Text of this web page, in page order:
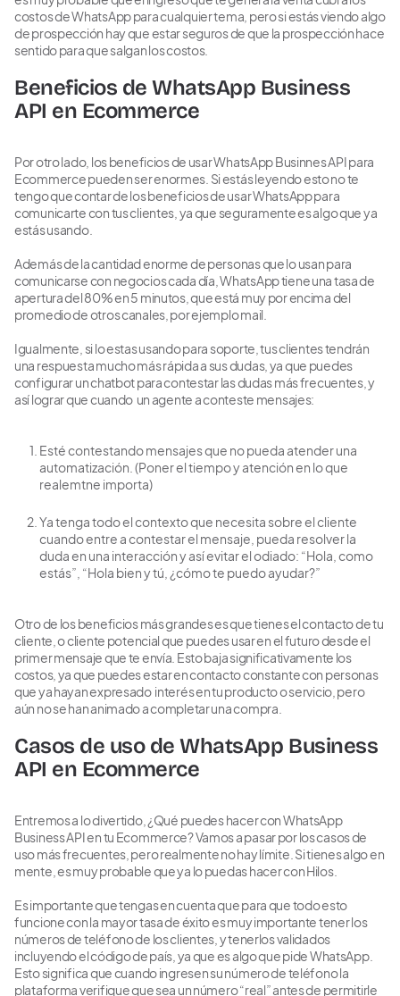
costos de WhatsApp para cualquier tema, pero si estás viendo algo
de prospección hay que estar seguros de que la prospección hace
sentido para que salgan los costos.
Beneficios de WhatsApp Business
API en Ecommerce
Por otro lado, los beneficios de usar WhatsApp Businnes API para
Ecommerce pueden ser enormes. Si estás leyendo esto no te
tengo que contar de los beneficios de usar WhatsApp para
comunicarte con tus clientes, ya que seguramente es algo que ya
estás usando.
Además de la cantidad enorme de personas que lo usan para
comunicarse con negocios cada día, WhatsApp tiene una tasa de
apertura del 80% en 5 minutos, que está muy por encima del
promedio de otros canales, por ejemplo mail.
Igualmente, si lo estas usando para soporte, tus clientes tendrán
una respuesta mucho más rápida a sus dudas, ya que puedes
configurar un chatbot para contestar las dudas más frecuentes, y
así lograr que cuando un agente a conteste mensajes:
Esté contestando mensajes que no pueda atender una
automatización. (Poner el tiempo y atención en lo que
realemtne importa)
Ya tenga todo el contexto que necesita sobre el cliente
cuando entre a contestar el mensaje, pueda resolver la
duda en una interacción y así evitar el odiado: “Hola, como
estás”, “Hola bien y tú, ¿cómo te puedo ayudar?”
Otro de los beneficios más grandes es que tienes el contacto de tu
cliente, o cliente potencial que puedes usar en el futuro desde el
primer mensaje que te envía. Esto baja significativamente los
costos, ya que puedes estar en contacto constante con personas
que ya hayan expresado interés en tu producto o servicio, pero
aún no se han animado a completar una compra.
Casos de uso de WhatsApp Business
API en Ecommerce
Entremos a lo divertido, ¿Qué puedes hacer con WhatsApp
Business API en tu Ecommerce? Vamos a pasar por los casos de
uso más frecuentes, pero realmente no hay límite. Si tienes algo en
mente, es muy probable que ya lo puedas hacer con Hilos.
Es importante que tengas en cuenta que para que todo esto
funcione con la mayor tasa de éxito es muy importante tener los
números de teléfono de los clientes, y tenerlos validados
incluyendo el código de país, ya que es algo que pide WhatsApp.
Esto significa que cuando ingresen su número de teléfono la
plataforma verifique que sea un número “real” antes de permitirle